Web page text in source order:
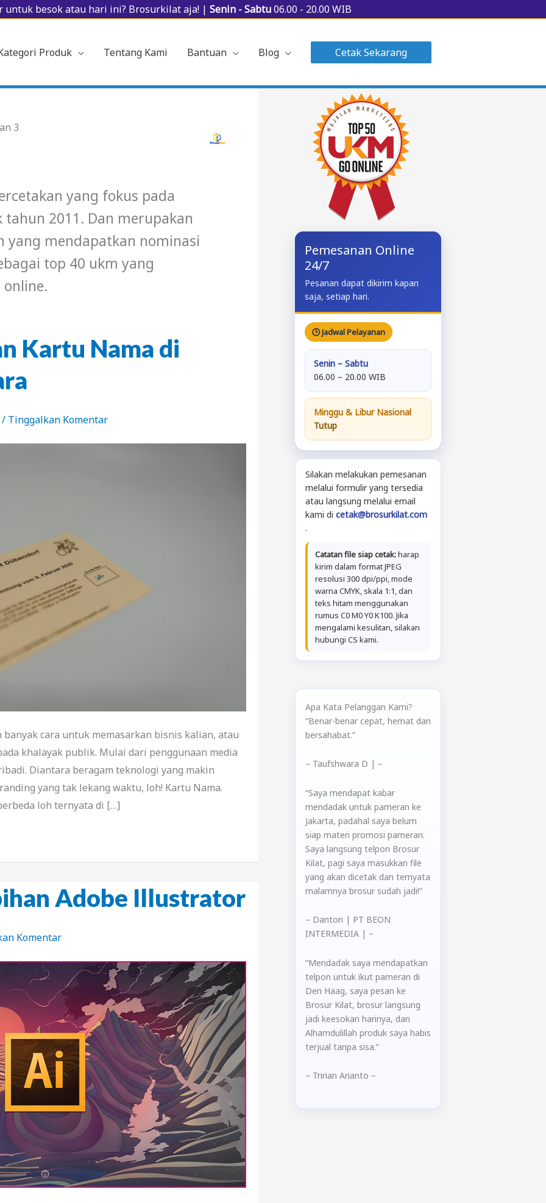
untuk besok atau hari ini? Brosurkilat aja! | Senin - Sabtu06.00 - 20.00 WIB
Produk Tentang Kami Bantuan Blog Cetak Sekarang
3
yang fokus pada
2011. Dan merupakan
yang mendapatkan nominasi
top 40 ukm yang
Kartu Nama di
/ Tinggalkan Komentar
cara untuk memasarkan bisnis kalian, atau
khalayak publik. Mulai dari penggunaan media
Diantara beragam teknologi yang makin
yang tak lekang waktu, loh! Kartu Nama.
loh ternyata di […]
Adobe Illustrator
Komentar
Pemesanan Online
24/7
Pesanan dapat dikirim kapan
saja, setiap hari.
🕒 Jadwal Pelayanan
Senin – Sabtu
06.00 – 20.00 WIB
Minggu & Libur Nasional
Tutup
Silakan melakukan pemesanan
melalui formulir yang tersedia
atau langsung melalui email
kami di cetak@brosurkilat.com
.
Catatan file siap cetak:harap
kirim dalam format JPEG
resolusi 300 dpi/ppi, mode
warna CMYK, skala 1:1, dan
teks hitam menggunakan
rumus C0 M0 Y0 K100. Jika
mengalami kesulitan, silakan
hubungi CS kami.
Apa Kata Pelanggan Kami?
“Benar-benar cepat, hemat dan
bersahabat.”
– Taufshwara D | –
“Saya mendapat kabar
mendadak untuk pameran ke
Jakarta, padahal saya belum
siap materi promosi pameran.
Saya langsung telpon Brosur
Kilat, pagi saya masukkan file
yang akan dicetak dan ternyata
malamnya brosur sudah jadi!”
– Danton | PT BEON
INTERMEDIA | –
“Mendadak saya mendapatkan
telpon untuk ikut pameran di
Den Haag, saya pesan ke
Brosur Kilat, brosur langsung
jadi keesokan harinya, dan
Alhamdulillah produk saya habis
terjual tanpa sisa.”
– Tririan Arianto –